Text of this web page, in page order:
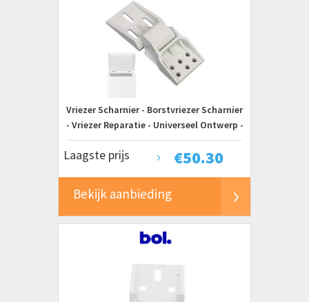
Vriezer Scharnier - Borstvriezer Scharnier
- Vriezer Reparatie - Universeel Ontwerp -
128 x 53 x 2 cm - Wit
€50.30
Laagste prijs
Bekijk aanbieding